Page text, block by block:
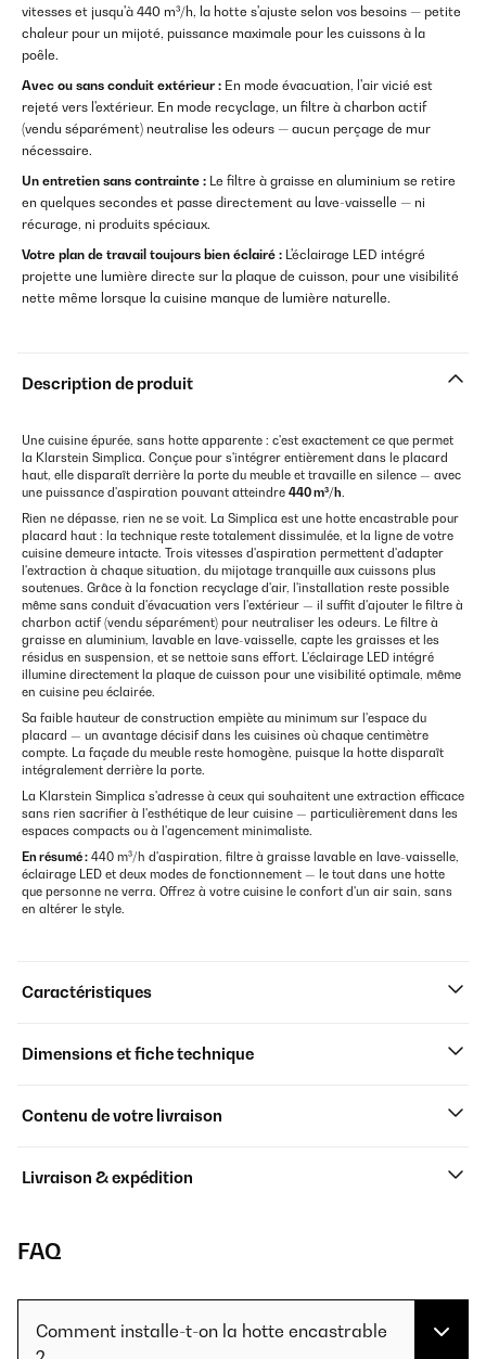
vitesses et jusqu'à 440 m³/h, la hotte s'ajuste selon vos besoins — petite
chaleur pour un mijoté, puissance maximale pour les cuissons à la
poêle.
Avec ou sans conduit extérieur : En mode évacuation, l'air vicié est
rejeté vers l'extérieur. En mode recyclage, un filtre à charbon actif
(vendu séparément) neutralise les odeurs — aucun perçage de mur
nécessaire.
Un entretien sans contrainte : Le filtre à graisse en aluminium se retire
en quelques secondes et passe directement au lave-vaisselle — ni
récurage, ni produits spéciaux.
Votre plan de travail toujours bien éclairé : L'éclairage LED intégré
projette une lumière directe sur la plaque de cuisson, pour une visibilité
nette même lorsque la cuisine manque de lumière naturelle.
Description de produit
Une cuisine épurée, sans hotte apparente : c'est exactement ce que permet
la Klarstein Simplica. Conçue pour s'intégrer entièrement dans le placard
haut, elle disparaît derrière la porte du meuble et travaille en silence — avec
une puissance d'aspiration pouvant atteindre 440 m³/h.
Rien ne dépasse, rien ne se voit. La Simplica est une hotte encastrable pour
placard haut : la technique reste totalement dissimulée, et la ligne de votre
cuisine demeure intacte. Trois vitesses d'aspiration permettent d'adapter
l'extraction à chaque situation, du mijotage tranquille aux cuissons plus
soutenues. Grâce à la fonction recyclage d'air, l'installation reste possible
même sans conduit d'évacuation vers l'extérieur — il suffit d'ajouter le filtre à
charbon actif (vendu séparément) pour neutraliser les odeurs. Le filtre à
graisse en aluminium, lavable en lave-vaisselle, capte les graisses et les
résidus en suspension, et se nettoie sans effort. L'éclairage LED intégré
illumine directement la plaque de cuisson pour une visibilité optimale, même
en cuisine peu éclairée.
Sa faible hauteur de construction empiète au minimum sur l'espace du
placard — un avantage décisif dans les cuisines où chaque centimètre
compte. La façade du meuble reste homogène, puisque la hotte disparaît
intégralement derrière la porte.
La Klarstein Simplica s'adresse à ceux qui souhaitent une extraction efficace
sans rien sacrifier à l'esthétique de leur cuisine — particulièrement dans les
espaces compacts ou à l'agencement minimaliste.
En résumé : 440 m³/h d'aspiration, filtre à graisse lavable en lave-vaisselle,
éclairage LED et deux modes de fonctionnement — le tout dans une hotte
que personne ne verra. Offrez à votre cuisine le confort d'un air sain, sans
en altérer le style.
Caractéristiques
Dimensions et fiche technique
Contenu de votre livraison
Livraison & expédition
FAQ
Comment installe-t-on la hotte encastrable